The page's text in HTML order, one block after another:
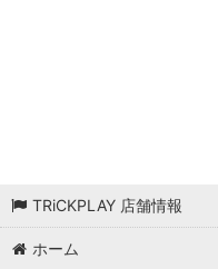
TRiCKPLAY 店舗情報
ホーム